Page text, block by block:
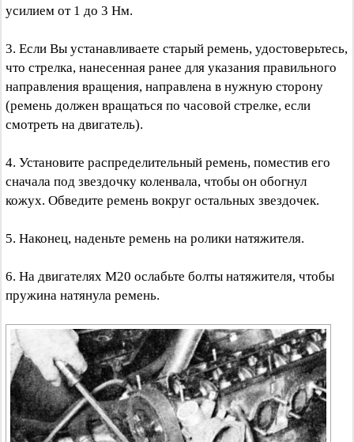
усилием от 1 до 3 Нм.
3. Если Вы устанавливаете старый ремень, удостоверьтесь,
что стрелка, нанесенная ранее для указания правильного
направления вращения, направлена в нужную сторону
(ремень должен вращаться по часовой стрелке, если
смотреть на двигатель).
4. Установите распределительный ремень, поместив его
сначала под звездочку коленвала, чтобы он обогнул
кожух. Обведите ремень вокруг остальных звездочек.
5. Наконец, наденьте ремень на ролики натяжителя.
6. На двигателях М20 ослабьте болты натяжителя, чтобы
пружина натянула ремень.